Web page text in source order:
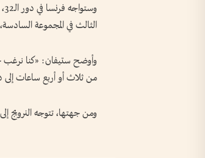
الثالث في المجموعة
من ثلاث أو أربع ساعات
ومن جهتها، تتوجه النرويج